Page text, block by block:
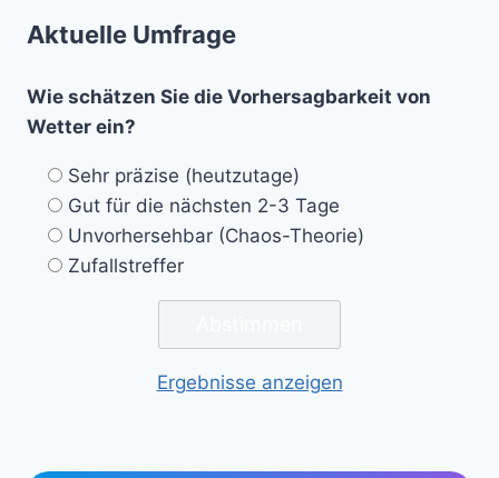
Aktuelle Umfrage
Wie schätzen Sie die Vorhersagbarkeit von
Wetter ein?
Sehr präzise (heutzutage)
Gut für die nächsten 2-3 Tage
Unvorhersehbar (Chaos-Theorie)
Zufallstreffer
Ergebnisse anzeigen